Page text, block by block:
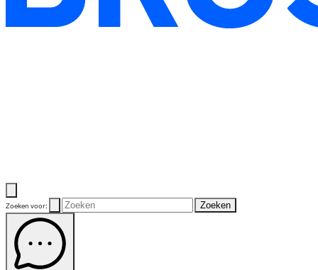
Zoeken voor: Zoeken